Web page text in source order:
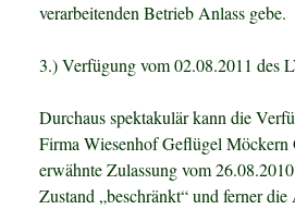
verarbeitenden Betrieb Anlass gebe.
3.) Verfügung vom 02.08.2011 des
Durchaus spektakulär kann die
Firma Wiesenhof Geflügel Möckern
erwähnte Zulassung vom
Zustand „beschränkt“ und ferner